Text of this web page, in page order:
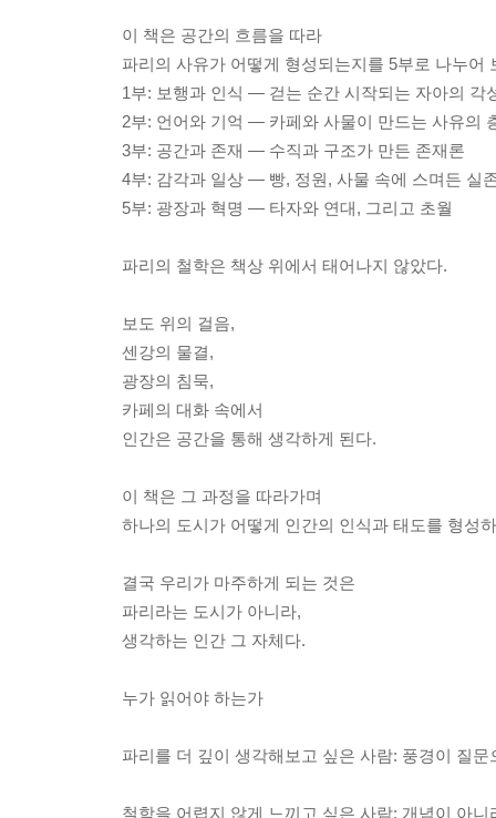
이 책은 공간의 흐름을 따라
파리의 사유가 어떻게 형성되는지를 5부로 나누어
1부: 보행과 인식 — 걷는 순간 시작되는 자아의 각
2부: 언어와 기억 — 카페와 사물이 만드는 사유의
3부: 공간과 존재 — 수직과 구조가 만든 존재론
4부: 감각과 일상 — 빵, 정원, 사물 속에 스며든 실
5부: 광장과 혁명 — 타자와 연대, 그리고 초월
파리의 철학은 책상 위에서 태어나지 않았다.
보도 위의 걸음,
센강의 물결,
광장의 침묵,
카페의 대화 속에서
인간은 공간을 통해 생각하게 된다.
이 책은 그 과정을 따라가며
하나의 도시가 어떻게 인간의 인식과 태도를 형성
결국 우리가 마주하게 되는 것은
파리라는 도시가 아니라,
생각하는 인간 그 자체다.
누가 읽어야 하는가
파리를 더 깊이 생각해보고 싶은 사람: 풍경이 질
철학을 어렵지 않게 느끼고 싶은 사람: 개념이 아